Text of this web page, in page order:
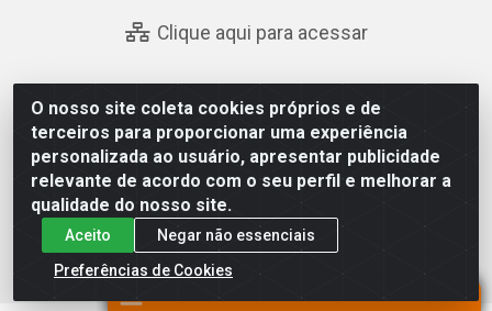
O nosso site coleta cookies próprios e de
terceiros para proporcionar uma experiência
personalizada ao usuário, apresentar publicidade
relevante de acordo com o seu perfil e melhorar a
qualidade do nosso site.
Aceito
Negar não essenciais
Preferências de Cookies
Clique aqui para acessar
Abreu & Silva - Rua Padre Jose de Souza Leite, 265 -
Ariado, Olho D'Água das Flores/AL - CEP 57.442-000 -
CNPJ 04.790.656/0001-06